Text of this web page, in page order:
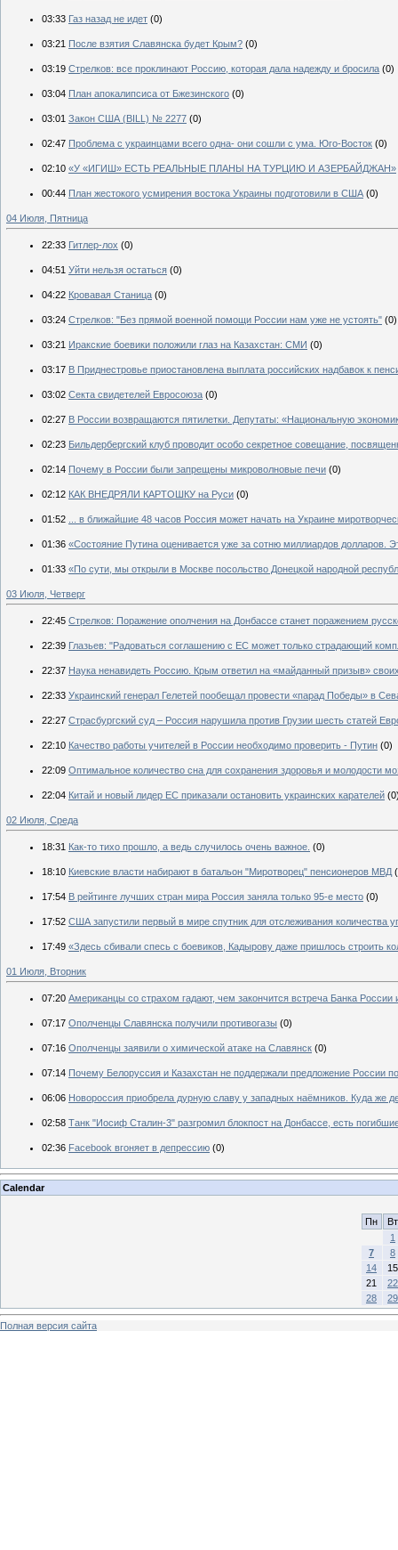
03:33 Газ назад не идет (0)
03:21 После взятия Славянска будет Крым? (0)
03:19 Стрелков: все проклинают Россию, которая дала надежду и бросила (0)
03:04 План апокалипсиса от Бжезинского (0)
03:01 Закон США (BILL) № 2277 (0)
02:47 Проблема с украинцами всего одна- они сошли с ума. Юго-Восток (0)
02:10 «У «ИГИШ» ЕСТЬ РЕАЛЬНЫЕ ПЛАНЫ НА ТУРЦИЮ И АЗЕРБАЙДЖАН»
00:44 План жестокого усмирения востока Украины подготовили в США (0)
04 Июля, Пятница
22:33 Гитлер-лох (0)
04:51 Уйти нельзя остаться (0)
04:22 Кровавая Станица (0)
03:24 Стрелков: "Без прямой военной помощи России нам уже не устоять" (0)
03:21 Иракские боевики положили глаз на Казахстан: СМИ (0)
03:17 В Приднестровье приостановлена выплата российских надбавок к
03:02 Секта свидетелей Евросоюза (0)
02:27 В России возвращаются пятилетки. Депутаты: «Национальную
02:23 Бильдербергский клуб проводит особо секретное совещание,
02:14 Почему в России были запрещены микроволновые печи (0)
02:12 КАК ВНЕДРЯЛИ КАРТОШКУ на Руси (0)
01:52 ... в ближайшие 48 часов Россия может начать на Украине
01:36 «Состояние Путина оценивается уже за сотню миллиардов долларов.
01:33 «По сути, мы открыли в Москве посольство Донецкой народной
03 Июля, Четверг
22:45 Стрелков: Поражение ополчения на Донбассе станет поражением
22:39 Глазьев: "Радоваться соглашению с ЕС может только страдающий
22:37 Наука ненавидеть Россию. Крым ответил на «майданный призыв»
22:33 Украинский генерал Гелетей пообещал провести «парад Победы» в
22:27 Страсбургский суд – Россия нарушила против Грузии шесть статей
22:10 Качество работы учителей в России необходимо проверить - Путин (0)
22:09 Оптимальное количество сна для сохранения здоровья и молодости
22:04 Китай и новый лидер ЕС приказали остановить украинских карателей
02 Июля, Среда
18:31 Как-то тихо прошло, а ведь случилось очень важное. (0)
18:10 Киевские власти набирают в батальон "Миротворец" пенсионеров МВД
17:54 В рейтинге лучших стран мира Россия заняла только 95-е место (0)
17:52 США запустили первый в мире спутник для отслеживания количества
17:49 «Здесь сбивали спесь с боевиков, Кадырову даже пришлось строить
01 Июля, Вторник
07:20 Американцы со страхом гадают, чем закончится встреча Банка России
07:17 Ополченцы Славянска получили противогазы (0)
07:16 Ополченцы заявили о химической атаке на Славянск (0)
07:14 Почему Белоруссия и Казахстан не поддержали предложение России
06:06 Новороссия приобрела дурную славу у западных наёмников. Куда же
02:58 Танк "Иосиф Сталин-3" разгромил блокпост на Донбассе, есть
02:36 Facebook вгоняет в депрессию (0)
Calendar
Пн
Вт
1
7
8
14
15
21
22
28
29
Полная версия сайта